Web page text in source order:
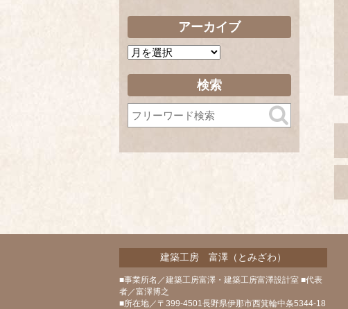
アーカイブ
ア
イ
ブ
検索
建築工房 富澤（とみざわ）
■事業所名／建築工房富澤・建築工房富澤設計室 ■代表
者／富澤博之
■所在地／〒399-4501長野県伊那市西箕輪中条5344-18